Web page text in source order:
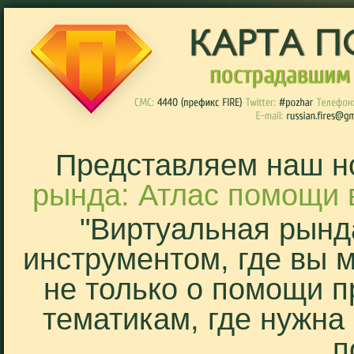
Представляем наш
рында: Атлас помощи
"Виртуальная
инструментом, где вы
не только о помощи
тематикам, где